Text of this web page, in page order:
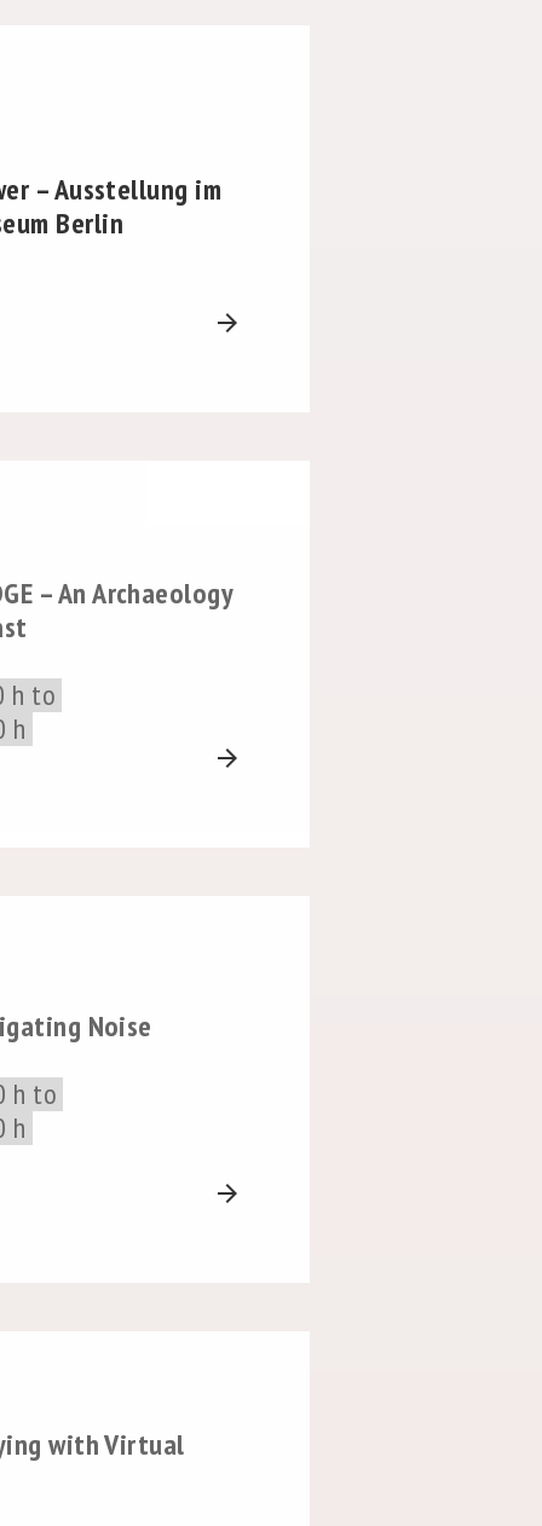
– Ausstellung im
Berlin
arrow_forward
– An Archaeology
h to
h
arrow_forward
Noise
h to
h
arrow_forward
with Virtual